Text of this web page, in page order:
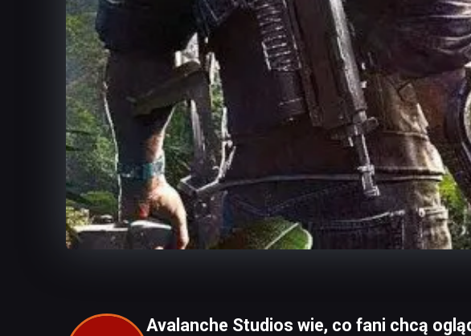
Avalanche Studios wie, co fani chcą